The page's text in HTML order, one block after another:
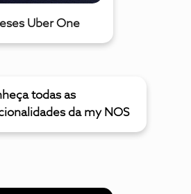
Uber One
todas as
da my NOS